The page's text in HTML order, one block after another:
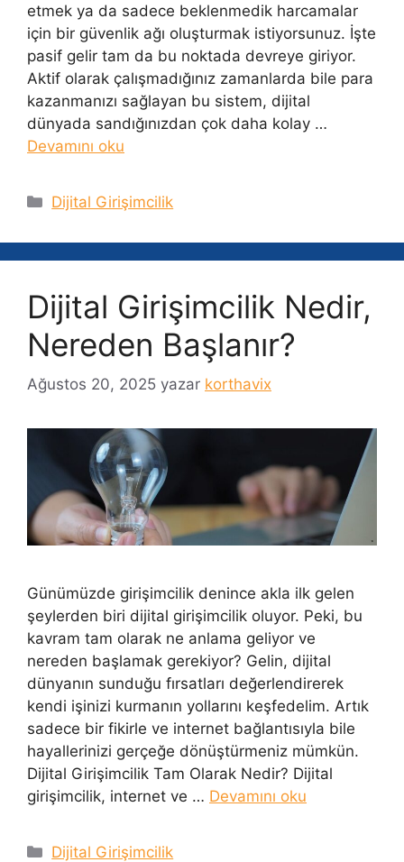
etmek ya da sadece beklenmedik harcamalar
için bir güvenlik ağı oluşturmak istiyorsunuz. İşte
pasif gelir tam da bu noktada devreye giriyor.
Aktif olarak çalışmadığınız zamanlarda bile para
kazanmanızı sağlayan bu sistem, dijital
dünyada sandığınızdan çok daha kolay …
Devamını oku
Kategoriler
Dijital Girişimcilik
Dijital Girişimcilik Nedir,
Nereden Başlanır?
Ağustos 20, 2025 yazar korthavix
Günümüzde girişimcilik denince akla ilk gelen
şeylerden biri dijital girişimcilik oluyor. Peki, bu
kavram tam olarak ne anlama geliyor ve
nereden başlamak gerekiyor? Gelin, dijital
dünyanın sunduğu fırsatları değerlendirerek
kendi işinizi kurmanın yollarını keşfedelim. Artık
sadece bir fikirle ve internet bağlantısıyla bile
hayallerinizi gerçeğe dönüştürmeniz mümkün.
Dijital Girişimcilik Tam Olarak Nedir? Dijital
girişimcilik, internet ve … Devamını oku
Kategoriler
Dijital Girişimcilik